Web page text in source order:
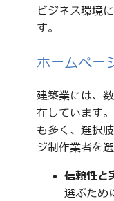
ビジネス環境
す。
ホームペー
建築業には、
在しています
も多く、選択
ジ制作業者を
信頼性と
選ぶため